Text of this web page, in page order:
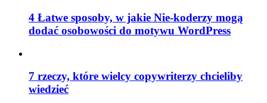
4 Łatwe sposoby, w jakie Nie-koderzy mogą
dodać osobowości do motywu WordPress
7 rzeczy, które wielcy copywriterzy chcieliby
wiedzieć